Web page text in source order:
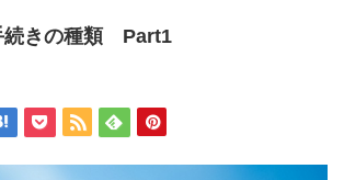
続きの種類 Part1